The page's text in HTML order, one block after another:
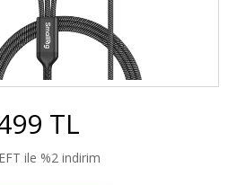
TL
ile %2 indirim